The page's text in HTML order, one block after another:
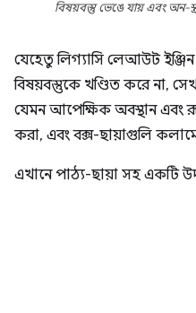
বিষয়বস্তু ভেঙে যায় এবং অন-
যেহেতু লিগ্যাসি লেআউট
বিষয়বস্তুকে খণ্ডিত করে না,
যেমন আপেক্ষিক অবস্থান এবং
করা, এবং বক্স-ছায়াগুলি
এখানে পাঠ্য-ছায়া সহ একটি